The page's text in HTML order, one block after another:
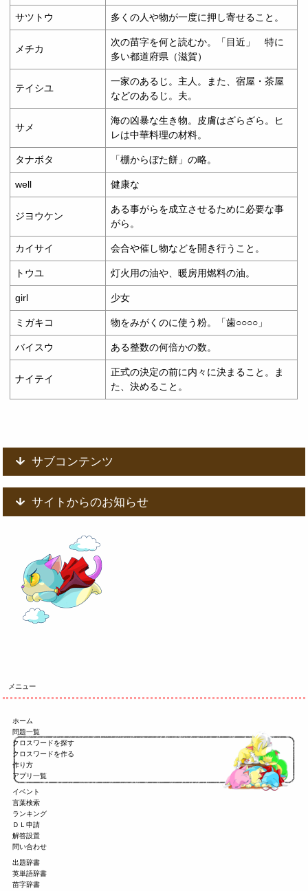
サツトウ 多くの人や物が一度に押し寄せること。
メチカ
次の苗字を何と読むか。「目近」 特に
多い都道府県（滋賀）
テイシユ
一家のあるじ。主人。また、宿屋・茶屋
などのあるじ。夫。
サメ
海の凶暴な生き物。皮膚はざらざら。ヒ
レは中華料理の材料。
タナボタ 「棚からぼた餅」の略。
well 健康な
ジヨウケン
ある事がらを成立させるために必要な事
がら。
カイサイ 会合や催し物などを開き行うこと。
トウユ 灯火用の油や、暖房用燃料の油。
girl 少女
ミガキコ 物をみがくのに使う粉。「歯○○○○」
バイスウ ある整数の何倍かの数。
ナイテイ
正式の決定の前に内々に決まること。ま
た、決めること。
サブコンテンツ
サイトからのお知らせ
メニュー
ホーム
問題一覧
クロスワードを探す
クロスワードを作る
作り方
アプリ一覧
イベント
言葉検索
ランキング
ＤＬ申請
解答設置
問い合わせ
出題辞書
英単語辞書
苗字辞書